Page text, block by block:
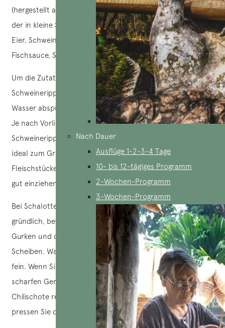
Nach Dauer
Ausflüge 1-2-3-4 Tage
10- bis 12-tägiges Programm
2-Wochen-Programm
3-Wochen-Programm
(hergestellt aus speziellem Bruchreis, einer Art Jasminreis,
der in kleine Stücke geteilt wird), Natrium, Speiseöl, Honig,
Eier, Schweinehaut, geröstetes Reispulver, Zitrone, Chili,
Fischsauce, Sojasauce, Gurken, Gewürzgurken, Tomaten.
Um die Zutaten vorzubereiten, putzen Sie zunächst die
Schweinerippen, indem Sie sie mit Salz einreiben und mit
Wasser abspülen. Schneiden Sie sie dann in kleine Streifen.
Je nach Vorliebe können Sie auch zarte Stücke von
Schweinerippchen wählen, die sich nach dem Marinieren
ideal zum Grillen eignen. Achten Sie darauf, dass Sie die
Fleischstücke nicht zu dick schneiden, damit die Marinade
gut einziehen kann.
Bei Schalotten und Knoblauch waschen Sie diese
gründlich, bevor Sie sie fein hacken. Waschen Sie auch die
Gurken und die Tomaten und schneiden Sie sie in
Scheiben. Waschen Sie die Chilischote und hacken Sie sie
fein. Wenn Sie für Kinder oder Menschen kochen, die keine
scharfen Gerichte mögen, können Sie die Menge der
Chilischote reduzieren. Halbieren Sie die Zitronen und
pressen Sie den Saft aus.